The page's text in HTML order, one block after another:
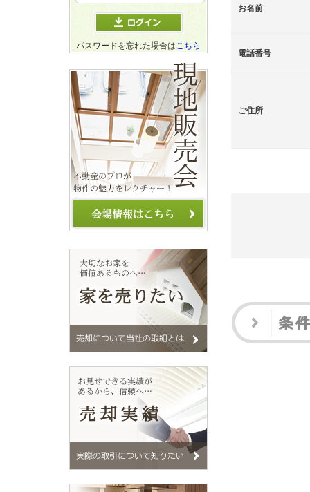
お名前
電話番号
ご住所
パスワードを忘れた場合はこちら